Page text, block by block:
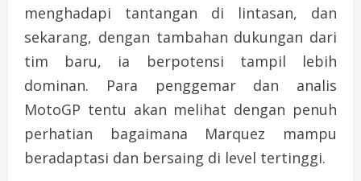
menghadapi tantangan di lintasan, dan
sekarang, dengan tambahan dukungan dari
tim baru, ia berpotensi tampil lebih
dominan. Para penggemar dan analis
MotoGP tentu akan melihat dengan penuh
perhatian bagaimana Marquez mampu
beradaptasi dan bersaing di level tertinggi.